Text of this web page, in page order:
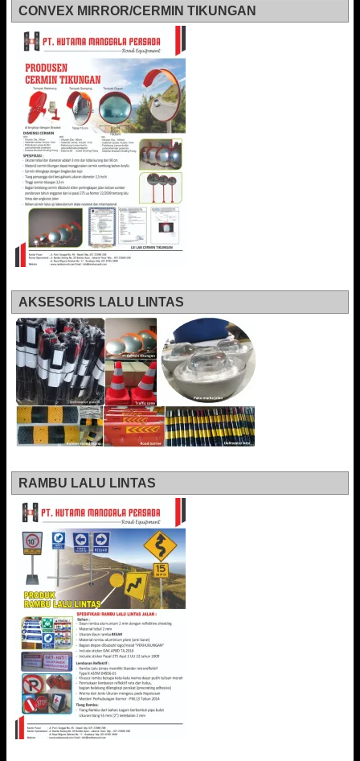
CONVEX MIRROR/CERMIN TIKUNGAN
AKSESORIS LALU LINTAS
RAMBU LALU LINTAS